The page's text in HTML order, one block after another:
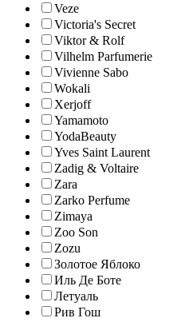
Veze
Victoria's Secret
Viktor & Rolf
Vilhelm Parfumerie
Vivienne Sabo
Wokali
Xerjoff
Yamamoto
YodaBeauty
Yves Saint Laurent
Zadig & Voltaire
Zara
Zarko Perfume
Zimaya
Zoo Son
Zozu
Золотое Яблоко
Иль Де Боте
Летуаль
Рив Гош